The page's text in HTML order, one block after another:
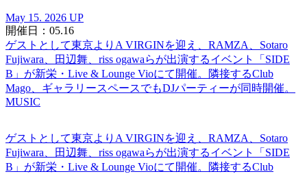
May 15. 2026 UP
開催日：05.16
ゲストとして東京よりA VIRGINを迎え、RAMZA、Sotaro
Fujiwara、田辺舞、riss ogawaらが出演するイベント「SIDE
B」が新栄・Live & Lounge Vioにて開催。隣接するClub
Mago、ギャラリースペースでもDJパーティーが同時開催。
MUSIC
ゲストとして東京よりA VIRGINを迎え、RAMZA、Sotaro
Fujiwara、田辺舞、riss ogawaらが出演するイベント「SIDE
B」が新栄・Live & Lounge Vioにて開催。隣接するClub